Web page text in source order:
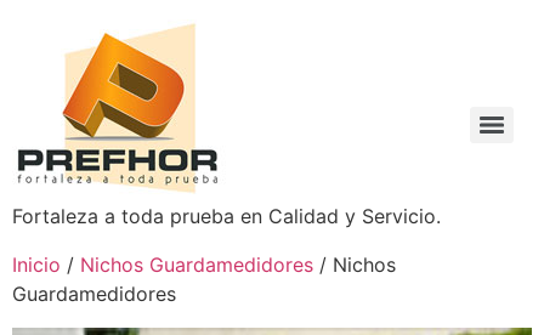
Fortaleza a toda prueba en Calidad y Servicio.
Inicio / Nichos Guardamedidores / Nichos
Guardamedidores